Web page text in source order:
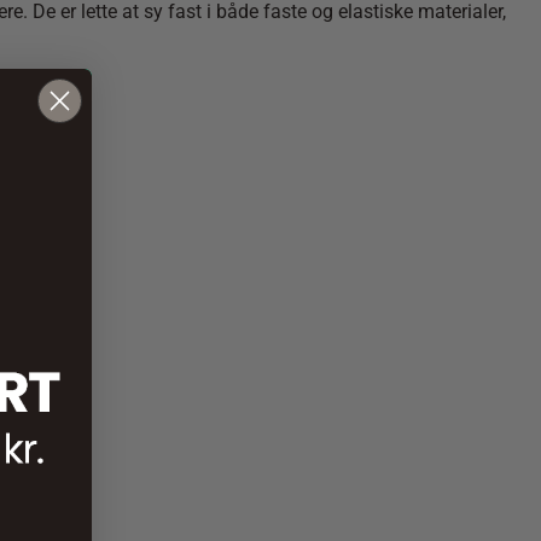
De er lette at sy fast i både faste og elastiske materialer,